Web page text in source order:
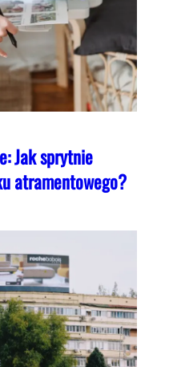
Jak sprytnie
atramentowego?